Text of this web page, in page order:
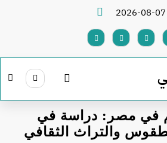
2026-08-07
في مصر: دراسة في
والتراث الثقافي